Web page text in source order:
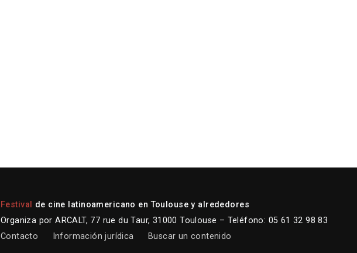
Festival
de cine latinoamericano en Toulouse y alrededores
Organiza por ARCALT, 77 rue du Taur, 31000 Toulouse – Teléfono: 05 61 32 98 83
Contacto
Información jurídica Buscar un contenido